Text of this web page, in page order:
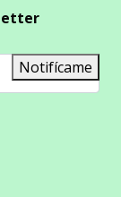
Notifícame